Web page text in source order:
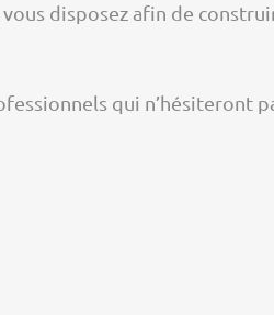
disposez afin de
qui n’hésiteront